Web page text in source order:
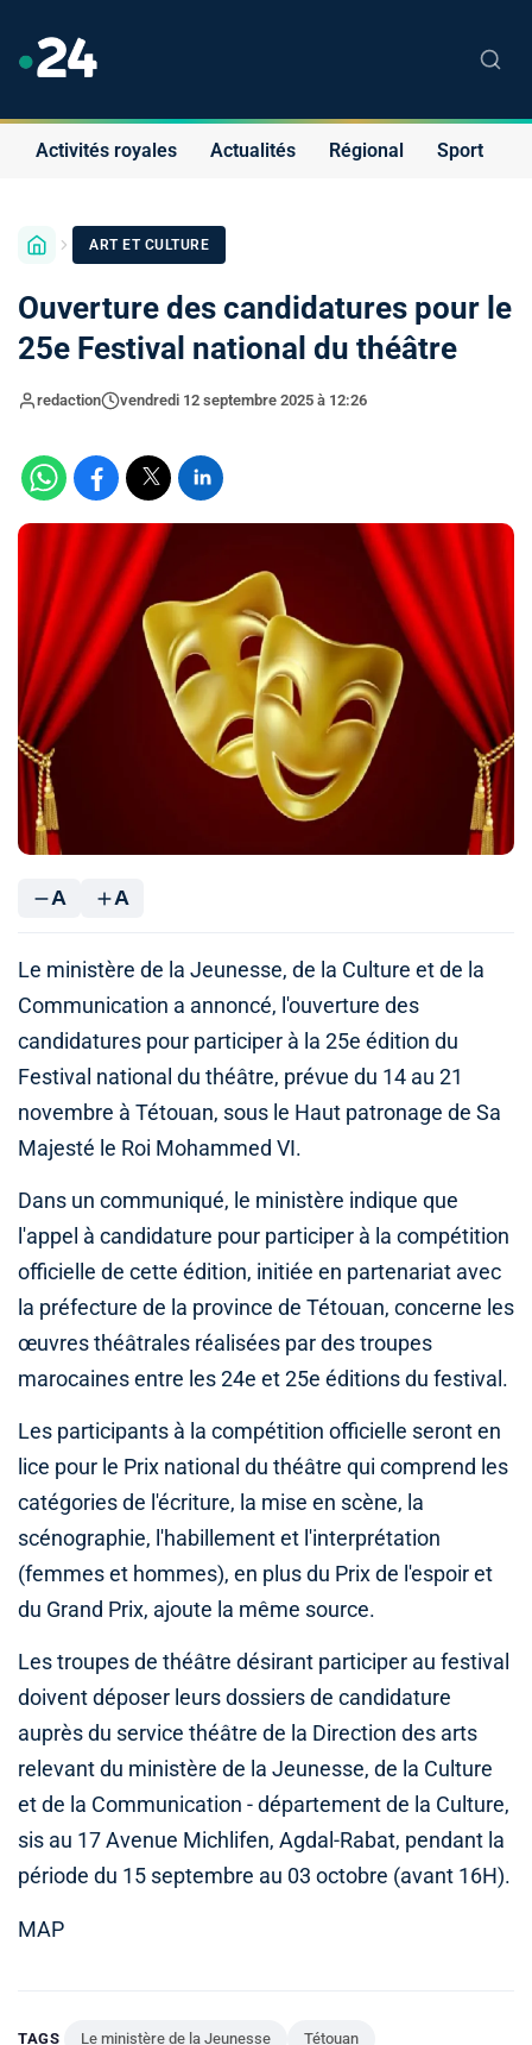
Activités royales Actualités Régional Sport
ART ET CULTURE
Ouverture des candidatures pour le
25e Festival national du théâtre
redaction vendredi 12 septembre 2025 à 12:26
A A
Le ministère de la Jeunesse, de la Culture et de la
Communication a annoncé, l'ouverture des
candidatures pour participer à la 25e édition du
Festival national du théâtre, prévue du 14 au 21
novembre à Tétouan, sous le Haut patronage de Sa
Majesté le Roi Mohammed VI.
Dans un communiqué, le ministère indique que
l'appel à candidature pour participer à la compétition
officielle de cette édition, initiée en partenariat avec
la préfecture de la province de Tétouan, concerne les
œuvres théâtrales réalisées par des troupes
marocaines entre les 24e et 25e éditions du festival.
Les participants à la compétition officielle seront en
lice pour le Prix national du théâtre qui comprend les
catégories de l'écriture, la mise en scène, la
scénographie, l'habillement et l'interprétation
(femmes et hommes), en plus du Prix de l'espoir et
du Grand Prix, ajoute la même source.
Les troupes de théâtre désirant participer au festival
doivent déposer leurs dossiers de candidature
auprès du service théâtre de la Direction des arts
relevant du ministère de la Jeunesse, de la Culture
et de la Communication - département de la Culture,
sis au 17 Avenue Michlifen, Agdal-Rabat, pendant la
période du 15 septembre au 03 octobre (avant 16H).
MAP
TAGS Le ministère de la Jeunesse Tétouan